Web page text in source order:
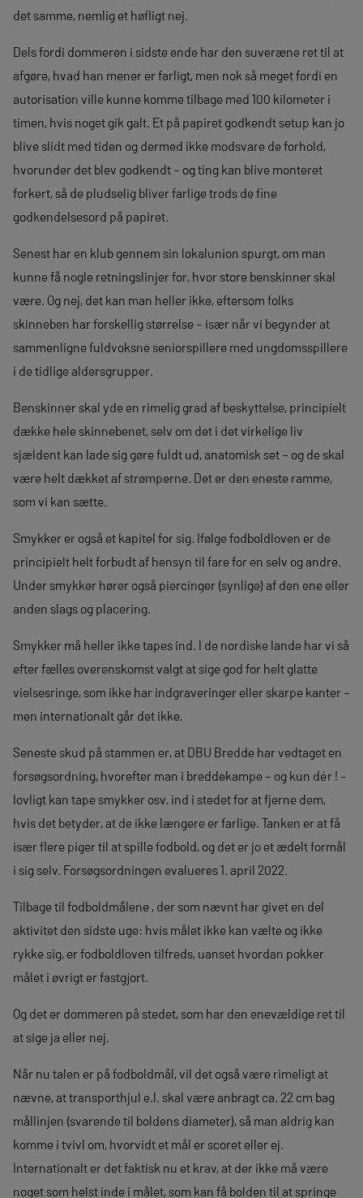
det samme, nemlig et høfligt nej.
Dels fordi dommeren i sidste ende har den suveræne ret til at
afgøre, hvad han mener er farligt, men nok så meget fordi en
autorisation ville kunne komme tilbage med 100 kilometer i
timen, hvis noget gik galt. Et på papiret godkendt setup kan jo
blive slidt med tiden og dermed ikke modsvare de forhold,
hvorunder det blev godkendt – og ting kan blive monteret
forkert, så de pludselig bliver farlige trods de fine
godkendelsesord på papiret.
Senest har en klub gennem sin lokalunion spurgt, om man
kunne få nogle retningslinjer for, hvor store benskinner skal
være. Og nej, det kan man heller ikke, eftersom folks
skinneben har forskellig størrelse – især når vi begynder at
sammenligne fuldvoksne seniorspillere med ungdomsspillere
i de tidlige aldersgrupper.
Benskinner skal yde en rimelig grad af beskyttelse, principielt
dække hele skinnebenet, selv om det i det virkelige liv
sjældent kan lade sig gøre fuldt ud, anatomisk set – og de skal
være helt dækket af strømperne. Det er den eneste ramme,
som vi kan sætte.
Smykker er også et kapitel for sig. Ifølge fodboldloven er de
principielt helt forbudt af hensyn til fare for en selv og andre.
Under smykker hører også piercinger (synlige) af den ene eller
anden slags og placering.
Smykker må heller ikke tapes ind. I de nordiske lande har vi så
efter fælles overenskomst valgt at sige god for helt glatte
vielsesringe, som ikke har indgraveringer eller skarpe kanter –
men internationalt går det ikke.
Seneste skud på stammen er, at DBU Bredde har vedtaget en
forsøgsordning, hvorefter man i breddekampe – og kun dér ! –
lovligt kan tape smykker osv. ind i stedet for at fjerne dem,
hvis det betyder, at de ikke længere er farlige. Tanken er at få
især flere piger til at spille fodbold, og det er jo et ædelt formål
i sig selv. Forsøgsordningen evalueres 1. april 2022.
Tilbage til fodboldmålene , der som nævnt har givet en del
aktivitet den sidste uge: hvis målet ikke kan vælte og ikke
rykke sig, er fodboldloven tilfreds, uanset hvordan pokker
målet i øvrigt er fastgjort.
Og det er dommeren på stedet, som har den enevældige ret til
at sige ja eller nej.
Når nu talen er på fodboldmål, vil det også være rimeligt at
nævne, at transporthjul e.l. skal være anbragt ca. 22 cm bag
mållinjen (svarende til boldens diameter), så man aldrig kan
komme i tvivl om, hvorvidt et mål er scoret eller ej.
Internationalt er det faktisk nu et krav, at der ikke må være
noget som helst inde i målet, som kan få bolden til at springe